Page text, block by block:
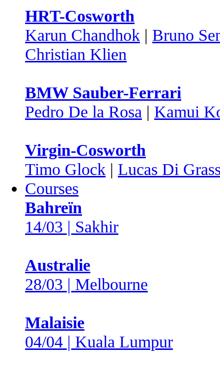
HRT-Cosworth
Karun Chandhok | Bruno
Christian Klien
BMW Sauber-Ferrari
Pedro De la Rosa | Kamui
Virgin-Cosworth
Timo Glock | Lucas Di
Courses
Bahreïn
14/03 | Sakhir
Australie
28/03 | Melbourne
Malaisie
04/04 | Kuala Lumpur